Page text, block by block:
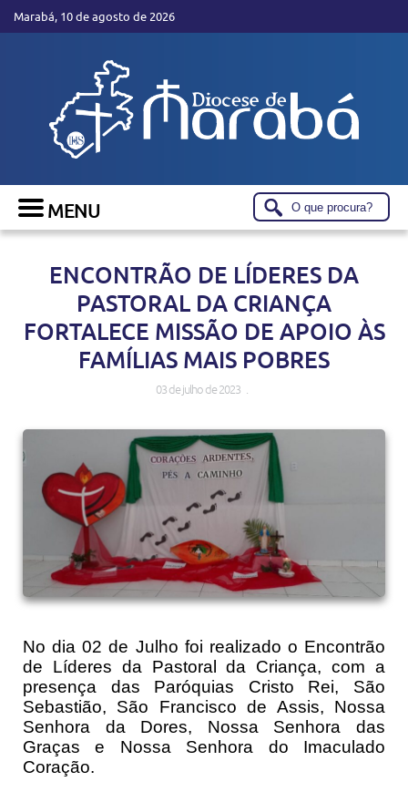
Marabá, 10 de agosto de 2026
ENCONTRÃO DE LÍDERES DA
PASTORAL DA CRIANÇA
FORTALECE MISSÃO DE APOIO ÀS
FAMÍLIAS MAIS POBRES
03 de julho de 2023 .
No dia 02 de Julho foi realizado o Encontrão
de Líderes da Pastoral da Criança, com a
presença das Paróquias Cristo Rei, São
Sebastião, São Francisco de Assis, Nossa
Senhora da Dores, Nossa Senhora das
Graças e Nossa Senhora do Imaculado
Coração.